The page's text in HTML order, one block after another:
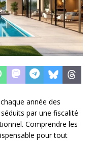
année des
par une fiscalité
Comprendre les
pour tout